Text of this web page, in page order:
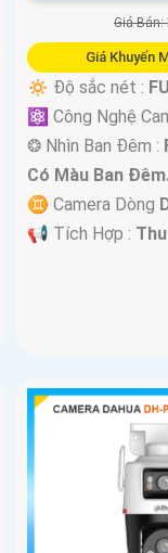
Giá Bán:
Giá Khuyến
🔅 Độ sắc nét :
⚛️ Công Nghệ
❂ Nhìn Ban Đêm :
Có Màu Ban
♊ Camera Dòng
️📢 Tích Hợp :